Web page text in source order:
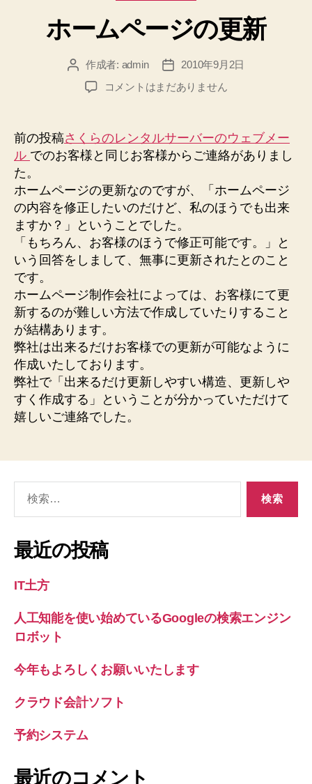
ホームページの更新
投 作成者: admin
投
稿
日
2010年9月2日
ホ
ペ
ー
ジ
更
新
へ
の
コメントはまだありません
前の投稿さくらのレンタルサーバーのウェブメー
ル でのお客様と同じお客様からご連絡がありまし
た。
ホームページの更新なのですが、「ホームページ
の内容を修正したいのだけど、私のほうでも出来
ますか？」ということでした。
「もちろん、お客様のほうで修正可能です。」と
いう回答をしまして、無事に更新されたとのこと
です。
ホームページ制作会社によっては、お客様にて更
新するのが難しい方法で作成していたりすること
が結構あります。
弊社は出来るだけお客様での更新が可能なように
作成いたしております。
弊社で「出来るだけ更新しやすい構造、更新しや
すく作成する」ということが分かっていただけて
嬉しいご連絡でした。
象:
最近の投稿
IT土方
人工知能を使い始めているGoogleの検索エンジン
ロボット
今年もよろしくお願いいたします
クラウド会計ソフト
予約システム
最近のコメント